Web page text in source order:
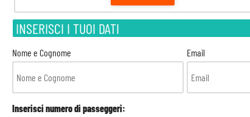
INSERISCI I TUOI DATI
Nome e Cognome Email
Inserisci numero di passeggeri: